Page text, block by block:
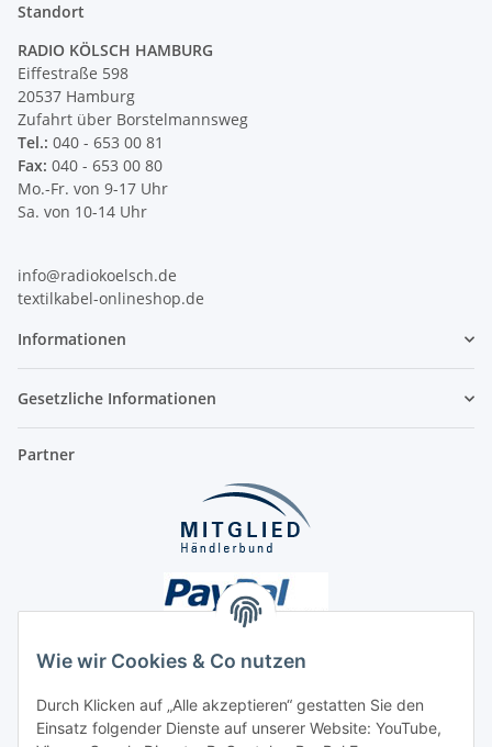
Wie wir Cookies & Co nutzen
Durch Klicken auf „Alle akzeptieren“ gestatten Sie den
Einsatz folgender Dienste auf unserer Website: YouTube,
Standort
RADIO KÖLSCH HAMBURG
Eiffestraße 598
20537 Hamburg
Zufahrt über Borstelmannsweg
Tel.: 040 - 653 00 81
Fax: 040 - 653 00 80
Mo.-Fr. von 9-17 Uhr
Sa. von 10-14 Uhr
info@radiokoelsch.de
textilkabel-onlineshop.de
Informationen
Gesetzliche Informationen
Partner
Unsere Seiten